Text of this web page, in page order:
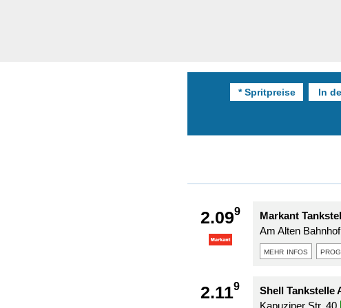
* Spritpreise In
2.099
Markant
Am Alten
mehr infos
2.119
Shell Tankstelle